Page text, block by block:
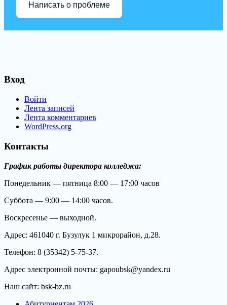
Написать о проблеме
Вход
Войти
Лента записей
Лента комментариев
WordPress.org
Контакты
График работы директора колледжа:
Понедельник — пятница 8:00 — 17:00 часов
Суббота — 9:00 — 14:00 часов.
Воскресенье — выходной.
Адрес: 461040 г. Бузулук 1 микрорайон, д.28.
Телефон: 8 (35342) 5-75-37.
Адрес электронной почты: gapoubsk@yandex.ru
Наш сайт: bsk-bz.ru